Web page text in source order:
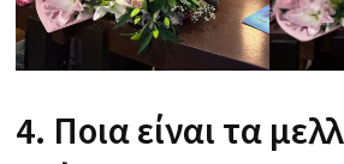
4. Ποια είναι τα